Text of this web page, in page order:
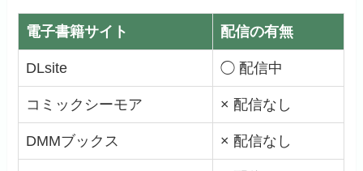
電子書籍サイト 配信の有無
DLsite ◯ 配信中
コミックシーモア × 配信なし
DMMブックス × 配信なし